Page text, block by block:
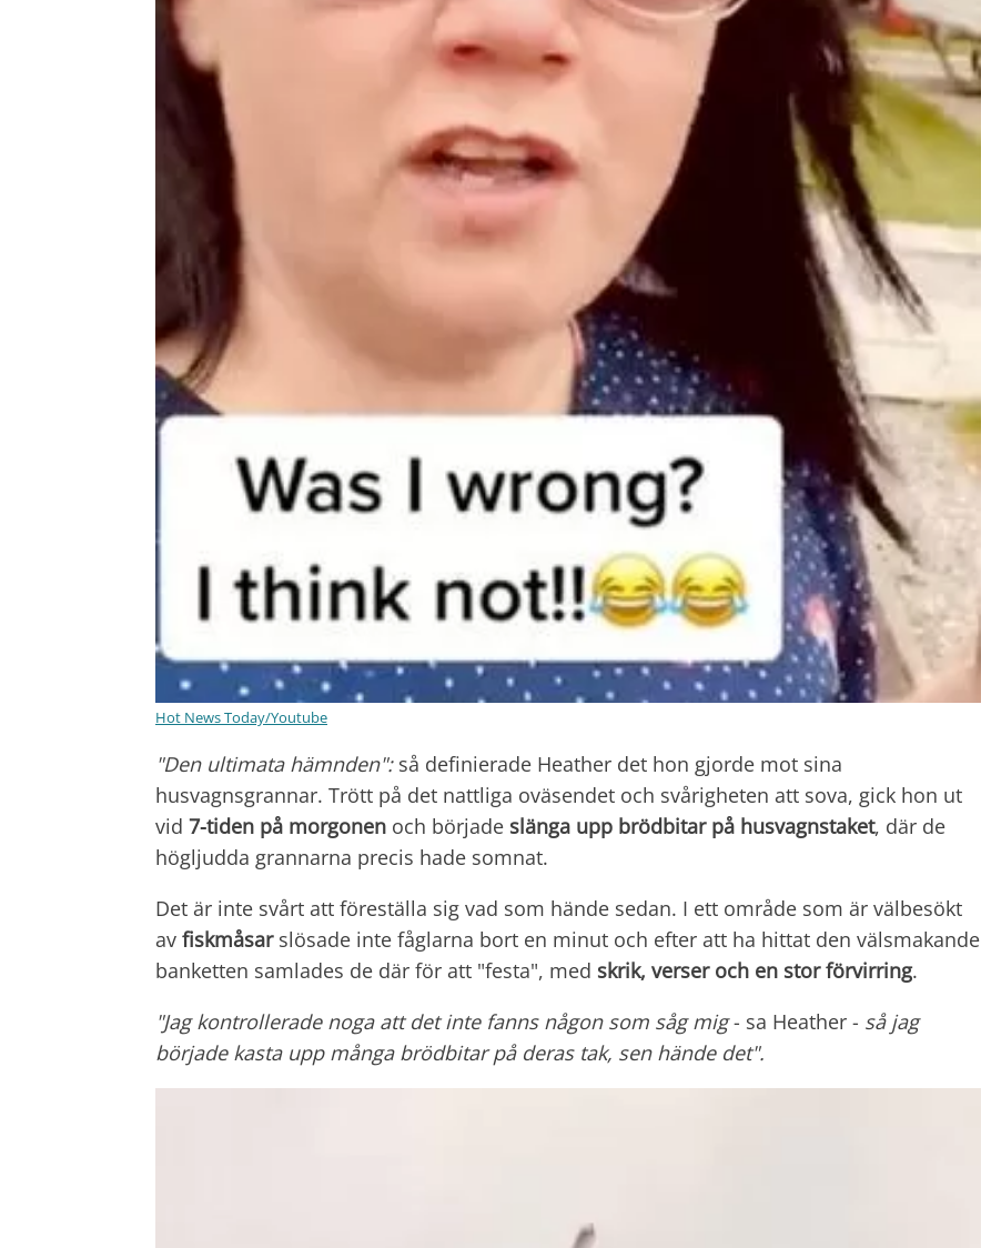
Hot News Today/Youtube
"Den ultimata hämnden":så definierade Heather det hon gjorde mot sina
husvagnsgrannar. Trött på det nattliga oväsendet och svårigheten att sova, gick hon ut
vid 7-tiden på morgonen och började slänga upp brödbitar på husvagnstaket, där de
högljudda grannarna precis hade somnat.
Det är inte svårt att föreställa sig vad som hände sedan. I ett område som är välbesökt
av fiskmåsarslösade inte fåglarna bort en minut och efter att ha hittat den välsmakande
banketten samlades de där för att "festa", med skrik, verser och en stor förvirring.
"Jag kontrollerade noga att det inte fanns någon som såg mig- sa Heather - så jag
började kasta upp många brödbitar på deras tak, sen hände det".